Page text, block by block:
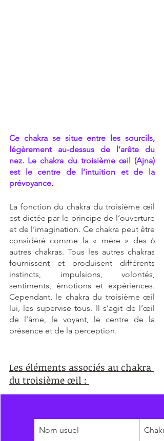
Ce chakra se situe entre les sourcils,
légèrement au-dessus de l’arête du
nez. Le chakra du troisième œil (Ajna)
est le centre de l’intuition et de la
prévoyance.
La fonction du chakra du troisième œil
est dictée par le principe de l’ouverture
et de l’imagination. Ce chakra peut être
considéré comme la « mère » des 6
autres chakras. Tous les autres chakras
fournissent et produisent différents
instincts, impulsions, volontés,
sentiments, émotions et expériences.
Cependant, le chakra du troisième œil
lui, les supervise tous. Il s’agit de l’œil
de l’âme, le voyant, le centre de la
présence et de la perception.
Les éléments associés au chakra
du troisième œil :
Nom usuel